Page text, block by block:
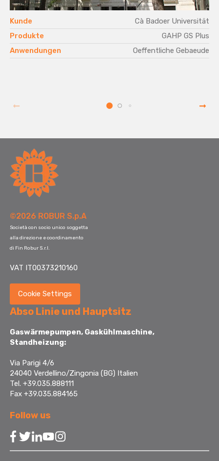
Kunde
Cà Badoer Universität
Produkte
GAHP GS Plus
Anwendungen
Oeffentliche Gebaeude
©2026 ROBUR S.p.A
Società con socio unico soggetta
alla direzione e coordinamento
di Fin Robur S.r.l.
VAT IT00373210160
Cookie Settings
Abso Linie und Hauptsitz
Gaswärmepumpen, Gaskühlmaschine,
Standheizung:
Via Parigi 4/6
24040 Verdellino/Zingonia (BG) Italien
Tel. +39.035.888111
Fax +39.035.884165
Follow us